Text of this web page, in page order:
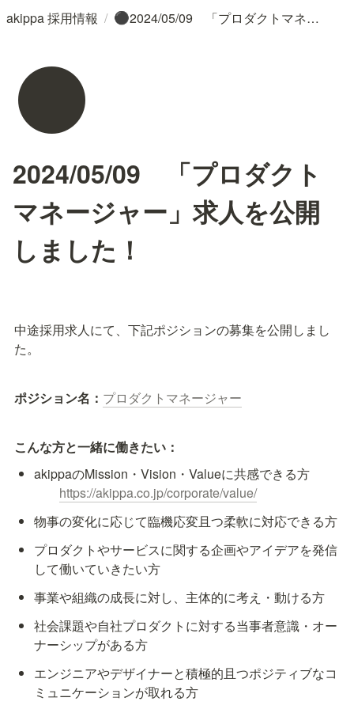
akippa 採用情報 / ⚫ 2024/05/09 「プロダクトマネージャー」求人を公開しました！
⚫
2024/05/09 「プロダクト
マネージャー」求人を公開
しました！
中途採用求人にて、下記ポジションの募集を公開しまし
た。
ポジション名： プロダクトマネージャー
こんな方と一緒に働きたい：
akippaのMission・Vision・Valueに共感できる方
https://akippa.co.jp/corporate/value/
物事の変化に応じて臨機応変且つ柔軟に対応できる方
プロダクトやサービスに関する企画やアイデアを発信
して働いていきたい方
事業や組織の成長に対し、主体的に考え・動ける方
社会課題や自社プロダクトに対する当事者意識・オー
ナーシップがある方
エンジニアやデザイナーと積極的且つポジティブなコ
ミュニケーションが取れる方